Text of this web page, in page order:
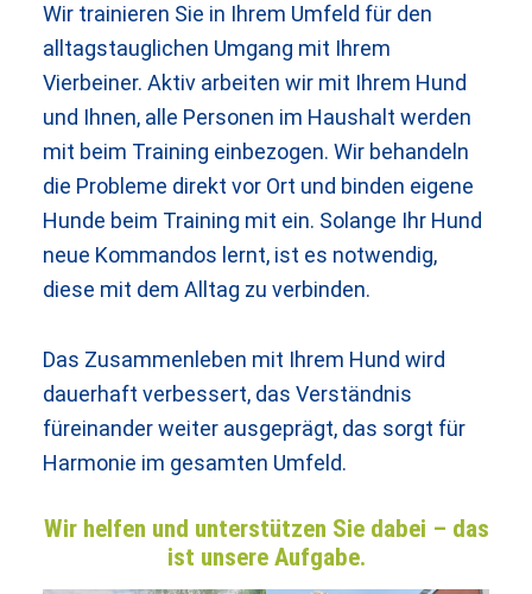
Wir trainieren Sie in Ihrem Umfeld für den
alltagstauglichen Umgang mit Ihrem
Vierbeiner. Aktiv arbeiten wir mit Ihrem Hund
und Ihnen, alle Personen im Haushalt werden
mit beim Training einbezogen. Wir behandeln
die Probleme direkt vor Ort und binden eigene
Hunde beim Training mit ein. Solange Ihr Hund
neue Kommandos lernt, ist es notwendig,
diese mit dem Alltag zu verbinden.
Das Zusammenleben mit Ihrem Hund wird
dauerhaft verbessert, das Verständnis
füreinander weiter ausgeprägt, das sorgt für
Harmonie im gesamten Umfeld.
Wir helfen und unterstützen Sie dabei – das
ist unsere Aufgabe.